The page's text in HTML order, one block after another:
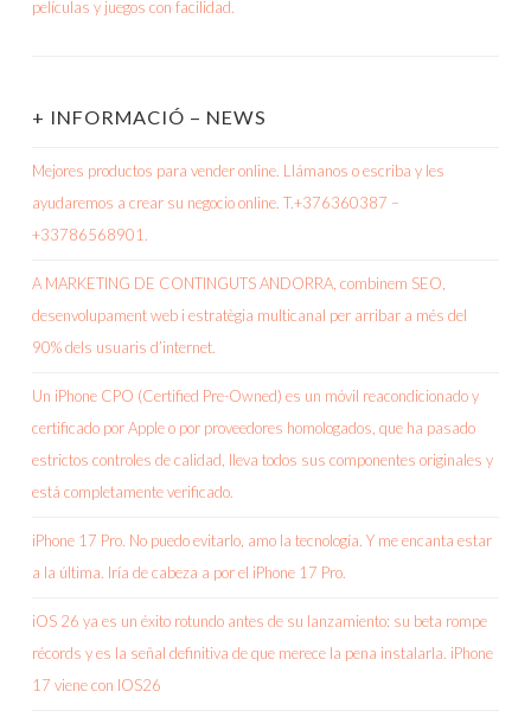
+ INFORMACIÓ – NEWS
Mejores productos para vender online. Llámanos o escriba y les
ayudaremos a crear su negocio online. T.+376360387 –
+33786568901.
A MARKETING DE CONTINGUTS ANDORRA, combinem SEO,
desenvolupament web i estratègia multicanal per arribar a més del
90% dels usuaris d’internet.
Un iPhone CPO (Certified Pre-Owned) es un móvil reacondicionado y
certificado por Apple o por proveedores homologados, que ha pasado
estrictos controles de calidad, lleva todos sus componentes originales y
está completamente verificado.
iPhone 17 Pro. No puedo evitarlo, amo la tecnología. Y me encanta estar
a la última. Iría de cabeza a por el iPhone 17 Pro.
iOS 26 ya es un éxito rotundo antes de su lanzamiento: su beta rompe
récords y es la señal definitiva de que merece la pena instalarla. iPhone
17 viene con IOS26